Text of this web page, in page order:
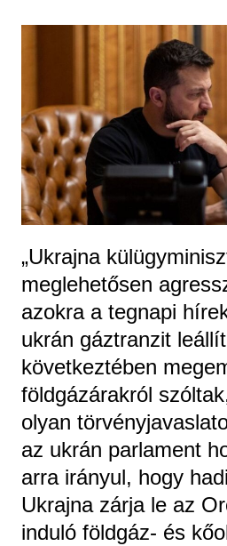
„Ukrajna
meglehetősen
azokra a tegnapi
ukrán gáztranzit
következtében
földgázárakról
olyan
az ukrán parlament
arra irányul, hogy
Ukrajna zárja le az
induló földgáz- és